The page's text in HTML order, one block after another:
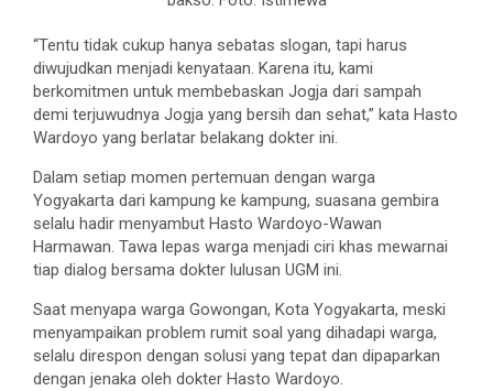
“Tentu tidak cukup hanya sebatas slogan, tapi harus
diwujudkan menjadi kenyataan. Karena itu, kami
berkomitmen untuk membebaskan Jogja dari sampah
demi terjuwudnya Jogja yang bersih dan sehat,” kata Hasto
Wardoyo yang berlatar belakang dokter ini.
Dalam setiap momen pertemuan dengan warga
Yogyakarta dari kampung ke kampung, suasana gembira
selalu hadir menyambut Hasto Wardoyo-Wawan
Harmawan. Tawa lepas warga menjadi ciri khas mewarnai
tiap dialog bersama dokter lulusan UGM ini.
Saat menyapa warga Gowongan, Kota Yogyakarta, meski
menyampaikan problem rumit soal yang dihadapi warga,
selalu direspon dengan solusi yang tepat dan dipaparkan
dengan jenaka oleh dokter Hasto Wardoyo.